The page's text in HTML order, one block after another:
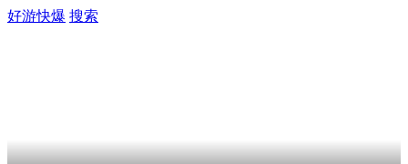
好游快爆 搜索